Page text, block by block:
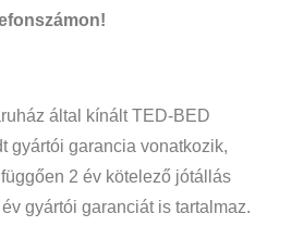
!
által kínált TED-BED
gyártói garancia vonatkozik,
2 év kötelező jótállás
gyártói garanciát is tartalmaz.